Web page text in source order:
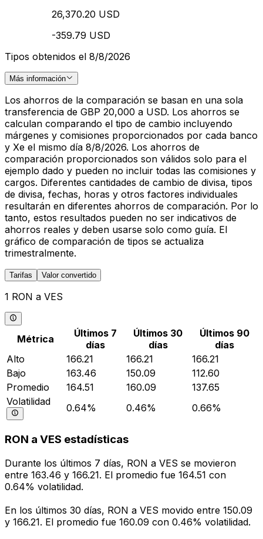
26,370.20 USD
-359.79 USD
Tipos obtenidos el 8/8/2026
Más información
Los ahorros de la comparación se basan en una sola
transferencia de GBP 20,000 a USD. Los ahorros se
calculan comparando el tipo de cambio incluyendo
márgenes y comisiones proporcionados por cada banco
y Xe el mismo día 8/8/2026. Los ahorros de
comparación proporcionados son válidos solo para el
ejemplo dado y pueden no incluir todas las comisiones y
cargos. Diferentes cantidades de cambio de divisa, tipos
de divisa, fechas, horas y otros factores individuales
resultarán en diferentes ahorros de comparación. Por lo
tanto, estos resultados pueden no ser indicativos de
ahorros reales y deben usarse solo como guía. El
gráfico de comparación de tipos se actualiza
trimestralmente.
Tarifas Valor convertido
1 RON a VES
Métrica
Últimos 7
días
Últimos 30
días
Últimos 90
días
Alto
166.21 166.21
166.21
Bajo
163.46 150.09
112.60
Promedio
164.51 160.09
137.65
Volatilidad
0.64% 0.46% 0.66%
RON a VES estadísticas
Durante los últimos 7 días, RON a VES se movieron
entre 163.46 y 166.21. El promedio fue 164.51 con
0.64% volatilidad.
En los últimos 30 días, RON a VES movido entre 150.09
y 166.21. El promedio fue 160.09 con 0.46% volatilidad.